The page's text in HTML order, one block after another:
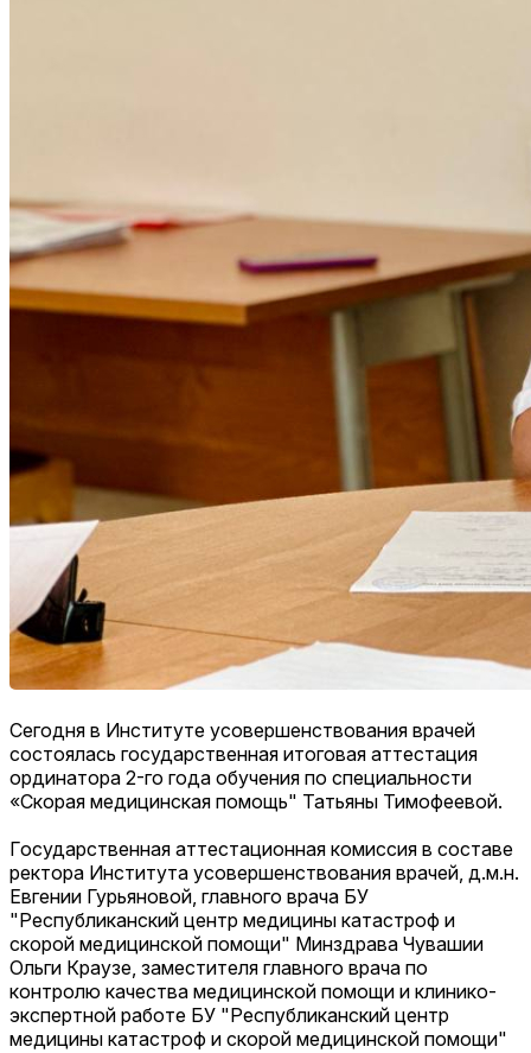
Сегодня в Институте усовершенствования врачей
состоялась государственная итоговая аттестация
ординатора 2-го года обучения по специальности
«Скорая медицинская помощь" Татьяны Тимофеевой.
Государственная аттестационная комиссия в составе
ректора Института усовершенствования врачей, д.м.н.
Евгении Гурьяновой, главного врача БУ
"Республиканский центр медицины катастроф и
скорой медицинской помощи" Минздрава Чувашии
Ольги Краузе, заместителя главного врача по
контролю качества медицинской помощи и клинико-
экспертной работе БУ "Республиканский центр
медицины катастроф и скорой медицинской помощи"